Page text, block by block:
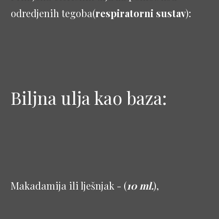
odredjenih tegoba(respiratorni sustav):
Biljna ulja kao baza:
Makadamija ili lješnjak - (10 ml.),